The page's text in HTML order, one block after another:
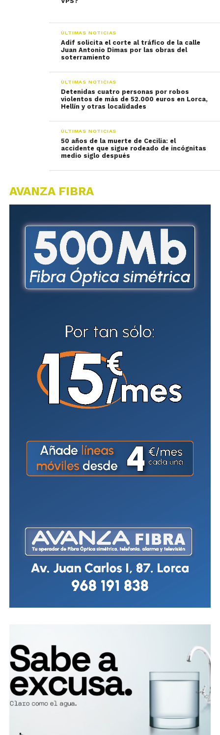
ÚLTIMAS NOTICIAS
Adif solicita el corte al tráfico de la calle
Juan Antonio Dimas por las obras del
soterramiento
ÚLTIMAS NOTICIAS
Detenidas cuatro personas por robos
violentos de más de 52.000 euros en Lorca,
Hellín y otras localidades
ÚLTIMAS NOTICIAS
50 años de la muerte de Cecilia: el
accidente que sigue rodeado de incógnitas
medio siglo después
AVANZA FIBRA